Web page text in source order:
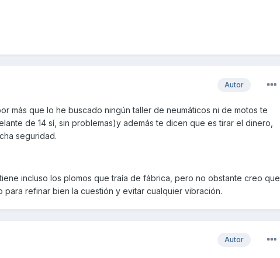
Autor
más que lo he buscado ningún taller de neumáticos ni de motos te
de 14 sí, sin problemas)y además te dicen que es tirar el dinero,
seguridad.
incluso los plomos que traía de fábrica, pero no obstante creo que
refinar bien la cuestión y evitar cualquier vibración.
Autor